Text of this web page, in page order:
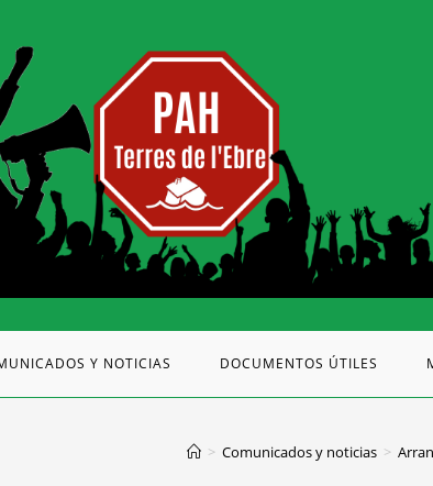
Y NOTICIAS DOCUMENTOS ÚTILES
> Comunicados y noticias >